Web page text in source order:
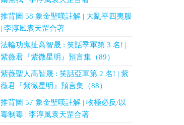
推背圖 58 象金聖嘆註解 | 大亂平四夷服
| 李淳風袁天罡合著
法輪功鬼扯高智晟 : 笑話季軍第 3 名! |
紫薇君『紫微星明』預言集（89）
紫薇聖人高智晟 : 笑話亞軍第 2 名! | 紫
薇君『紫微星明』預言集（88）
推背圖 57 象金聖嘆註解 | 物極必反/以
毒制毒 | 李淳風袁天罡合著